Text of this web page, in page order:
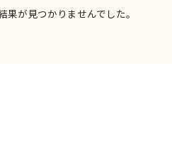
果が見つかりませんでした。